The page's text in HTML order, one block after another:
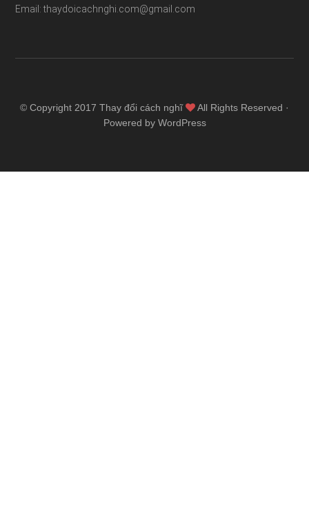
Email: thaydoicachnghi.com@gmail.com
© Copyright 2017 Thay đổi cách nghĩ
All Rights Reserved ·
Powered by WordPress